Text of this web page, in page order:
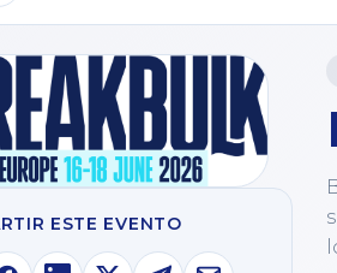
ESTE EVENTO